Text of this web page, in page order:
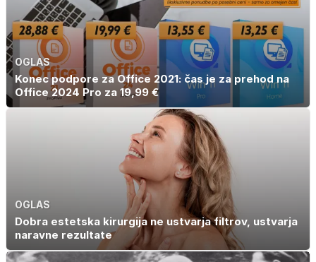
OGLAS
Konec podpore za Office 2021: čas je za prehod na
Office 2024 Pro za 19,99 €
OGLAS
Dobra estetska kirurgija ne ustvarja filtrov, ustvarja
naravne rezultate